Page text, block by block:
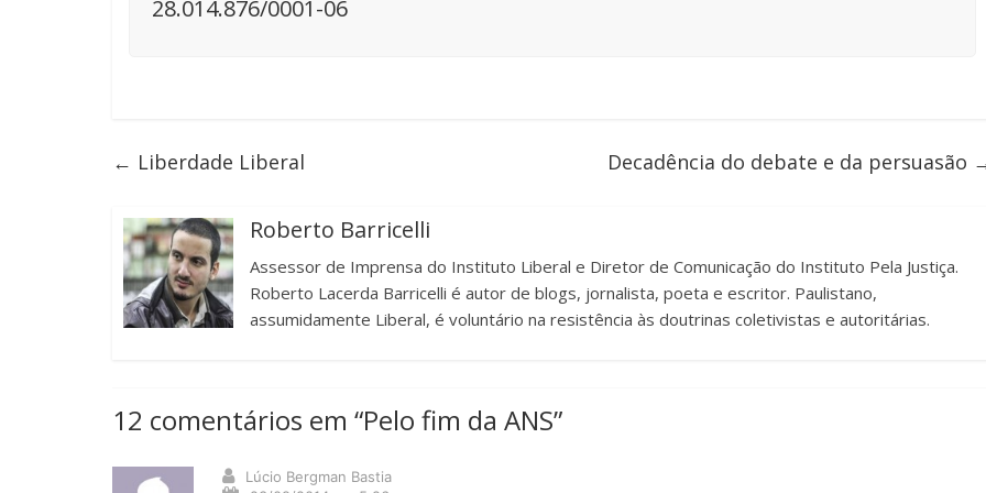
28.014.876/0001-06
← Liberdade Liberal Decadência do debate e da persuasão
Roberto Barricelli
Assessor de Imprensa do Instituto Liberal e Diretor de Comunicação do Instituto Pela Justiça.
Roberto Lacerda Barricelli é autor de blogs, jornalista, poeta e escritor. Paulistano,
assumidamente Liberal, é voluntário na resistência às doutrinas coletivistas e autoritárias.
12 comentários em “Pelo fim da ANS”
Lúcio Bergman Bastia